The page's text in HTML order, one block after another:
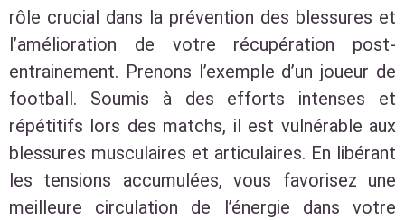
rôle crucial dans la prévention des blessures et
l’amélioration de votre récupération post-
entrainement. Prenons l’exemple d’un joueur de
football. Soumis à des efforts intenses et
répétitifs lors des matchs, il est vulnérable aux
blessures musculaires et articulaires. En libérant
les tensions accumulées, vous favorisez une
meilleure circulation de l’énergie dans votre